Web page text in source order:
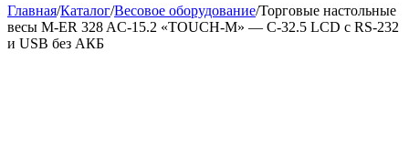
Главная/Каталог/Весовое оборудование/Торговые настольные
весы M-ER 328 AC-15.2 «TOUCH-M» — C-32.5 LCD с RS-232
и USB без АКБ